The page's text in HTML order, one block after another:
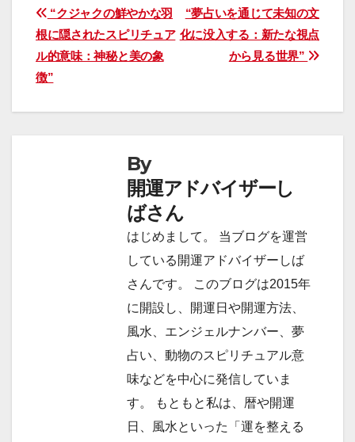
投
稿
ナ
ビ
“夢占いを通じて未知の文
化に没入する：新たな視点
から見る世界”
“クジャクの鮮やかな羽
根に隠されたスピリチュア
ル的意味：神秘と美の象
徴”
By
開運アドバイザーし
ばさん
はじめまして。 当ブログを運営
している開運アドバイザーしば
さんです。 このブログは2015年
に開設し、開運日や開運方法、
風水、エンジェルナンバー、夢
占い、動物のスピリチュアル意
味などを中心に発信していま
す。 もともと私は、暦や開運
日、風水といった「運を整える